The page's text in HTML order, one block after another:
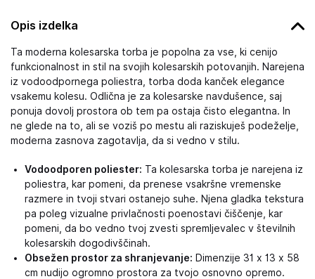
Opis izdelka
Ta moderna kolesarska torba je popolna za vse, ki cenijo
funkcionalnost in stil na svojih kolesarskih potovanjih. Narejena
iz vodoodpornega poliestra, torba doda kanček elegance
vsakemu kolesu. Odlična je za kolesarske navdušence, saj
ponuja dovolj prostora ob tem pa ostaja čisto elegantna. In
ne glede na to, ali se voziš po mestu ali raziskuješ podeželje,
moderna zasnova zagotavlja, da si vedno v stilu.
Vodoodporen poliester: Ta kolesarska torba je narejena iz
poliestra, kar pomeni, da prenese vsakršne vremenske
razmere in tvoji stvari ostanejo suhe. Njena gladka tekstura
pa poleg vizualne privlačnosti poenostavi čiščenje, kar
pomeni, da bo vedno tvoj zvesti spremljevalec v številnih
kolesarskih dogodivščinah.
Obsežen prostor za shranjevanje: Dimenzije 31 x 13 x 58
cm nudijo ogromno prostora za tvojo osnovno opremo.